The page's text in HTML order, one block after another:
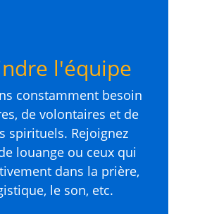
l'équipe
constamment besoin
de volontaires et de
spirituels. Rejoignez
louange ou ceux qui
dans la prière,
le son, etc.